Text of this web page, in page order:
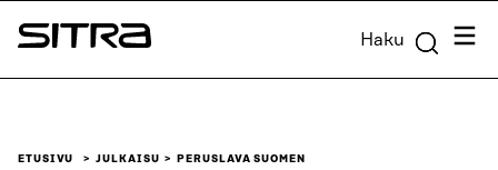
Siirry
suoraan
Sitra Haku
ETUSIVU JULKAISU
PERUSLAVA SUOMEN